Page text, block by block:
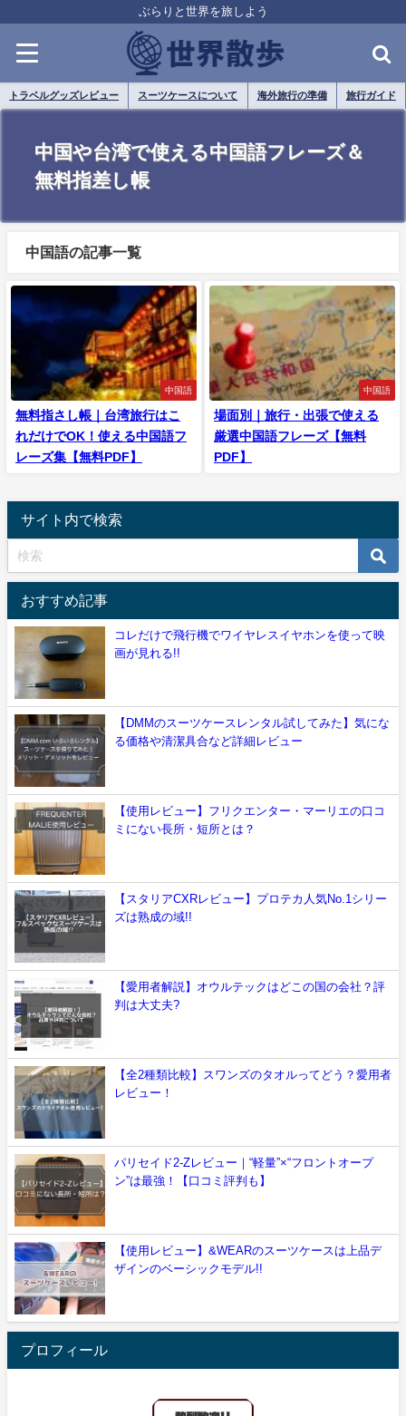
ぶらりと世界を旅しよう
トラベルグッズレビュー スーツケースについて 海外旅行の準備 旅行ガイド
中国や台湾で使える中国語フレーズ＆
無料指差し帳
中国語の記事一覧
中国語
無料指さし帳｜台湾旅行はこ
れだけでOK！使える中国語フ
レーズ集【無料PDF】
中国語
場面別｜旅行・出張で使える
厳選中国語フレーズ【無料
PDF】
サイト内で検索
おすすめ記事
コレだけで飛行機でワイヤレスイヤホンを使って映
画が見れる!!
【DMMのスーツケースレンタル試してみた】気にな
る価格や清潔具合など詳細レビュー
【使用レビュー】フリクエンター・マーリエの口コ
ミにない長所・短所とは？
【スタリアCXRレビュー】プロテカ人気No.1シリー
ズは熟成の域!!
【愛用者解説】オウルテックはどこの国の会社？評
判は大丈夫?
【全2種類比較】スワンズのタオルってどう？愛用者
レビュー！
パリセイド2-Zレビュー｜“軽量”×“フロントオープ
ン”は最強！【口コミ評判も】
【使用レビュー】&WEARのスーツケースは上品デ
ザインのベーシックモデル!!
プロフィール